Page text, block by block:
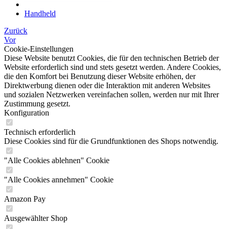
Handheld
Zurück
Vor
Cookie-Einstellungen
Diese Website benutzt Cookies, die für den technischen Betrieb der
Website erforderlich sind und stets gesetzt werden. Andere Cookies,
die den Komfort bei Benutzung dieser Website erhöhen, der
Direktwerbung dienen oder die Interaktion mit anderen Websites
und sozialen Netzwerken vereinfachen sollen, werden nur mit Ihrer
Zustimmung gesetzt.
Konfiguration
Technisch erforderlich
Diese Cookies sind für die Grundfunktionen des Shops notwendig.
"Alle Cookies ablehnen" Cookie
"Alle Cookies annehmen" Cookie
Amazon Pay
Ausgewählter Shop